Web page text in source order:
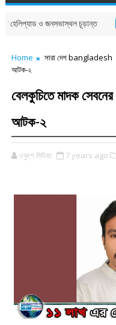
ও জনসভাস্থল চূড়ান্ত চট্টগ্রাম
Home সারা দেশ bangladesh
আটক-২
বেলকুচিতে মাদক
আটক-২
একুশে মিডিয়া 7 years ago